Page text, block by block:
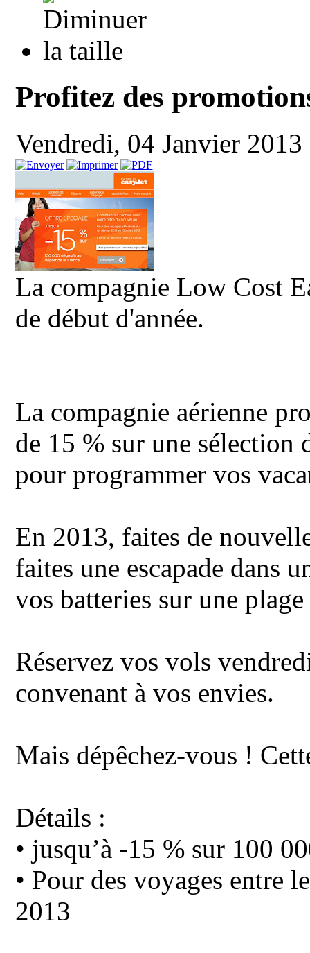
Profitez des
Vendredi, 04 Janvier
La compagnie Low Cost
de début d'année.
La compagnie aérienne
de 15 % sur une sélection
pour programmer vos
En 2013, faites de
faites une escapade dans
vos batteries sur une
Réservez vos vols
convenant à vos envies.
Mais dépêchez-vous !
Détails :
• jusqu’à -15 % sur 100
• Pour des voyages entre
2013